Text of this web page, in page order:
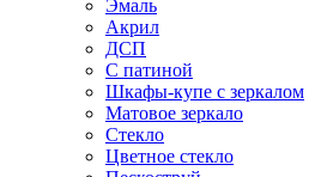
Эмаль
Акрил
ДСП
С патиной
Шкафы-купе с зеркалом
Матовое зеркало
Стекло
Цветное стекло